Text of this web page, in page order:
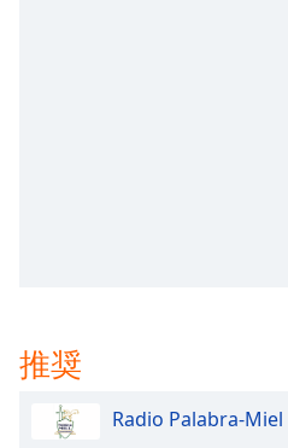
Fullscreen
This
推奨
Radio Palabra-Miel